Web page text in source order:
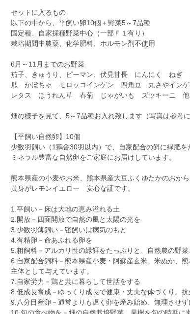
セットに入るもの
以下の中から、平飼い卵10個＋野菜5～7品種
固定種、自家採種野菜中心（一部Ｆ１有り）
栽培期間中農薬、化学肥料、ホルモン剤不使用
6月～11月までのお野菜
茄子、きゅうり、ピーマン、伏見甘長 にんにく
瓜 かぼちゃ モロッコインゲン 四角豆 丸さやイン
レタス ほうれん草 春菊 じゃがいも ズッキーニ 他
畑の様子を見て、5～7品種お入れ致します（写真は参考に
【平飼い自然卵】10個
少数羽飼い（1鶏舎30羽以内）で、自家配合の餌に緑肥を
ミネラル豊富な自然卵をご家庭にお届けしています。
熊本県産の小麦やお米、熊本県産大豆ふくゆたかのおから
黄身がレモンイエロー 安心な証です。
1.平飼い－床は大地の恵み溢れる土
2.開放－四面開放で自然の風と太陽の光を
3.少数羽薄飼い－密飼いは病気のもと
4.有精卵－命あふれる卵を
5.粗飼料－アルカリ性の緑餌をたっぷりと、自然農の野
6.自家配合飼料－熊本県産小麦・阿蘇産玄米、米ぬか、
主体として与えています。
7.自家労力－鶏と共に暮らして世話をする
8.低成長育成－ゆっくり成長で健康・丈夫な体づくり。
9.八分目産卵－通常よりも遅く卵を産み始め、無理させず